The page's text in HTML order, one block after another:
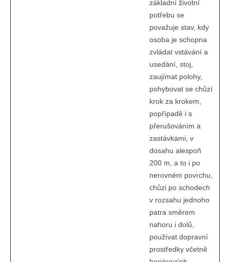
základní životní
potřebu se
považuje stav, kdy
osoba je schopna
zvládat vstávání a
usedání, stoj,
zaujímat polohy,
pohybovat se chůzí
krok za krokem,
popřípadě i s
přerušováním a
zastávkami, v
dosahu alespoň
200 m, a to i po
nerovném povrchu,
chůzi po schodech
v rozsahu jednoho
patra směrem
nahoru i dolů,
používat dopravní
prostředky včetně